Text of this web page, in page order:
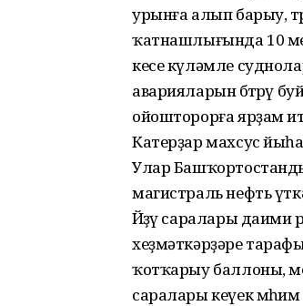
урынға алып барыу,
ҡатнашлығында 10
кесе күләмле
аварияларын
ойошторорға ярҙам
Катерҙар махсус
Улар
магистраль нефть
Йөҙөү саралары
хеҙмәткәрҙәре
ҡотҡарыу баллоны,
саралары кеүек